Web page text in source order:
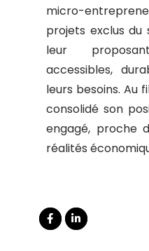
micro-
projets exclus
leur
accessibles,
leurs besoins. Au
consolidé son
engagé, proche
réalités